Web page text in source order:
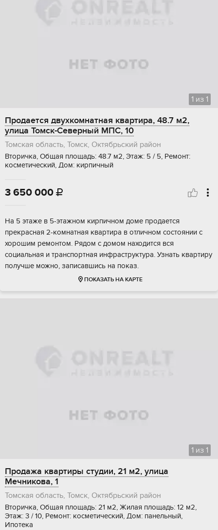
1 из 1
Продается двухкомнатная квартира, 48.7 м2,
улица Томск-Северный МПС, 10
Томская область, Томск, Октябрьский район
Вторичка, Общая площадь: 48.7 м2, Этаж: 5 / 5, Ремонт:
косметический, Дом: кирпичный
3 650 000 
На 5 этаже в 5-этажном кирпичном доме продается
прекрасная 2-комнатная квартира в отличном состоянии с
хорошим ремонтом. Рядом с домом находится вся
социальная и транспортная инфраструктура. Узнать квартиру
получше можно, записавшись на показ.
ПОКАЗАТЬ НА КАРТЕ
1 из 1
Продажа квартиры студии, 21 м2, улица
Мечникова, 1
Томская область, Томск, Октябрьский район
Вторичка, Общая площадь: 21 м2, Жилая площадь: 12 м2,
Этаж: 3 / 10, Ремонт: косметический, Дом: панельный,
Ипотека